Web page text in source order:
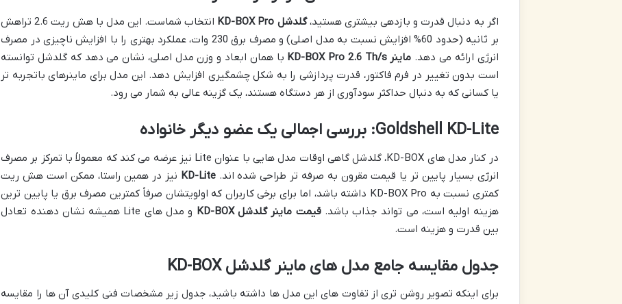
اگر به دنبال قدرت و بازدهی بیشتری هستید،گلدشل KD-BOX Pro
انتخاب شماست. این مدل با هش ریت 2.6 تراهش
بر ثانیه (حدود 60% افزایش نسبت به مدل اصلی) و مصرف برق 230 وات، عملکرد بهتری را با افزایش ناچیزی در مصرف
انرژی ارائه می دهد. ماینر KD-BOX Pro 2.6 Th/s
با همان ابعاد و وزن مدل اصلی، نشان می دهد که گلدشل توانسته
است بدون تغییر در فرم فاکتور، قدرت پردازشی را به شکل چشمگیری افزایش دهد. این مدل برای ماینرهای باتجربه تر
یا کسانی که به دنبال حداکثر سودآوری از هر دستگاه هستند، یک گزینه عالی به شمار می رود.
Goldshell KD-Lite: بررسی اجمالی یک عضو دیگر خانواده
در کنار مدل های KD-BOX، گلدشل گاهی اوقات مدل هایی با عنوان Lite نیز عرضه می کند که معمولاً با تمرکز بر مصرف
انرژی بسیار پایین تر یا قیمت مقرون به صرفه تر طراحی شده اند.KD-Lite نیز در همین راستا، ممکن است هش ریت
کمتری نسبت به KD-BOX Pro داشته باشد، اما برای برخی کاربران که اولویتشان صرفاً کمترین مصرف برق یا پایین ترین
هزینه اولیه است، می تواند جذاب باشد.قیمت ماینر گلدشل KD-BOX
و مدل های Lite همیشه نشان دهنده تعادل
بین قدرت و هزینه است.
جدول مقایسه جامع مدل هایماینر گلدشل KD-BOX
برای اینکه تصویر روشن تری از تفاوت های این مدل ها داشته باشید، جدول زیر مشخصات فنی کلیدی آن ها را مقایسه